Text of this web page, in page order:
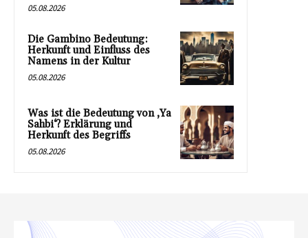
05.08.2026
Die Gambino Bedeutung:
Herkunft und Einfluss des
Namens in der Kultur
05.08.2026
Was ist die Bedeutung von ‚Ya
Sahbi‘? Erklärung und
Herkunft des Begriffs
05.08.2026